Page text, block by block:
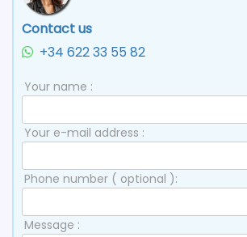
Contact us
+34 622 33 55 82
Your name :
Your e-mail address :
Phone number ( optional ):
Message :